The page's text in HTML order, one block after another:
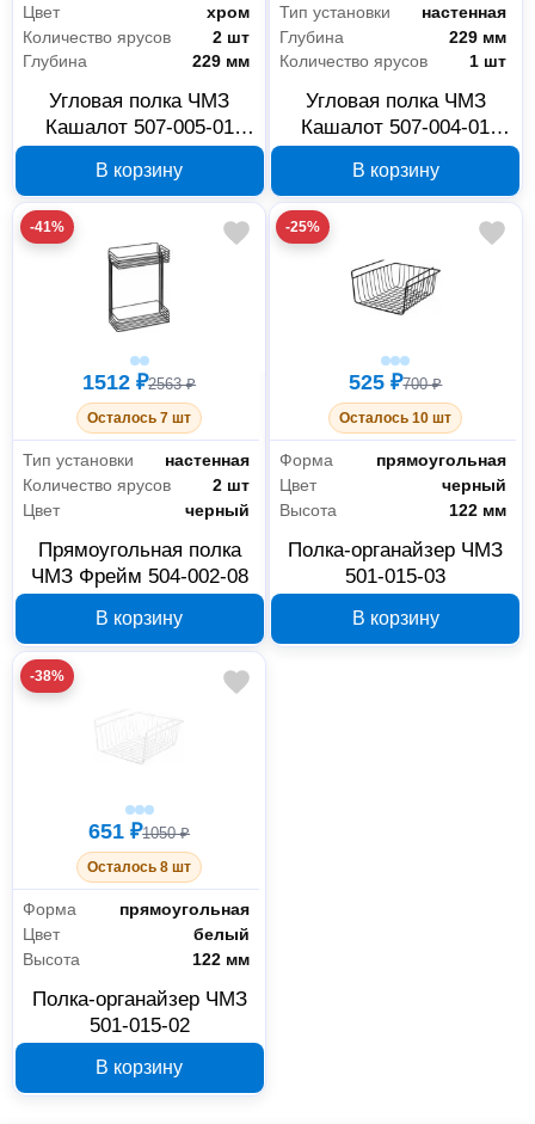
Цвет
хром
Количество ярусов
2 шт
Глубина
229 мм
Угловая полка ЧМЗ
Кашалот 507-005-01
В корзину
Тип установки
настенная
Глубина
229 мм
Количество ярусов
1 шт
Угловая полка ЧМЗ
Кашалот 507-004-01
В корзину
-41%
1512 ₽2563 ₽
Осталось 7 шт
Тип установки
настенная
Количество ярусов
2 шт
Цвет
черный
Прямоугольная полка
ЧМЗ Фрейм 504-002-08
В корзину
-25%
525 ₽700 ₽
Осталось 10 шт
Форма
прямоугольная
Цвет
черный
Высота
122 мм
Полка-органайзер ЧМЗ
501-015-03
В корзину
-38%
651 ₽1050 ₽
Осталось 8 шт
Форма
прямоугольная
Цвет
белый
Высота
122 мм
Полка-органайзер ЧМЗ
501-015-02
В корзину